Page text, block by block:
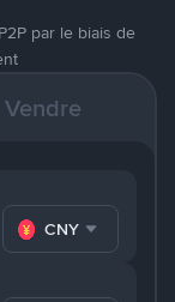
par le biais de
Vendre
CNY